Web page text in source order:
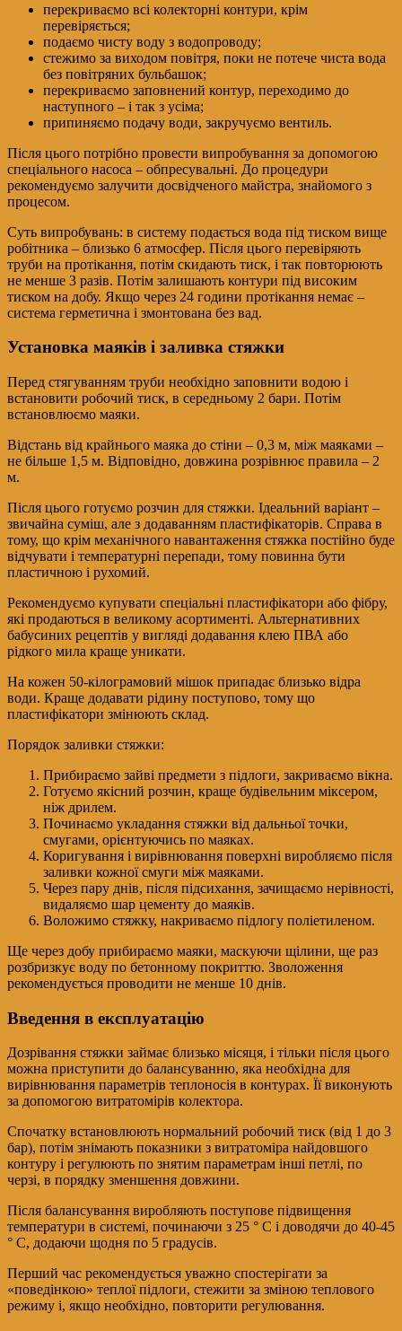
перекриваємо всі колекторні контури, крім
перевіряється;
подаємо чисту воду з водопроводу;
стежимо за виходом повітря, поки не потече чиста вода
без повітряних бульбашок;
перекриваємо заповнений контур, переходимо до
наступного – і так з усіма;
припиняємо подачу води, закручуємо вентиль.
Після цього потрібно провести випробування за допомогою
спеціального насоса – обпресувальні. До процедури
рекомендуємо залучити досвідченого майстра, знайомого з
процесом.
Суть випробувань: в систему подається вода під тиском вище
робітника – близько 6 атмосфер. Після цього перевіряють
труби на протікання, потім скидають тиск, і так повторюють
не менше 3 разів. Потім залишають контури під високим
тиском на добу. Якщо через 24 години протікання немає –
система герметична і змонтована без вад.
Установка маяків і заливка стяжки
Перед стягуванням труби необхідно заповнити водою і
встановити робочий тиск, в середньому 2 бари. Потім
встановлюємо маяки.
Відстань від крайнього маяка до стіни – 0,3 м, між маяками –
не більше 1,5 м. Відповідно, довжина розрівнює правила – 2
м.
Після цього готуємо розчин для стяжки. Ідеальний варіант –
звичайна суміш, але з додаванням пластифікаторів. Справа в
тому, що крім механічного навантаження стяжка постійно буде
відчувати і температурні перепади, тому повинна бути
пластичною і рухомий.
Рекомендуємо купувати спеціальні пластифікатори або фібру,
які продаються в великому асортименті. Альтернативних
бабусиних рецептів у вигляді додавання клею ПВА або
рідкого мила краще уникати.
На кожен 50-кілограмовий мішок припадає близько відра
води. Краще додавати рідину поступово, тому що
пластифікатори змінюють склад.
Порядок заливки стяжки:
Прибираємо зайві предмети з підлоги, закриваємо вікна.
Готуємо якісний розчин, краще будівельним міксером,
ніж дрилем.
Починаємо укладання стяжки від дальньої точки,
смугами, орієнтуючись по маяках.
Коригування і вирівнювання поверхні виробляємо після
заливки кожної смуги між маяками.
Через пару днів, після підсихання, зачищаємо нерівності,
видаляємо шар цементу до маяків.
Воложимо стяжку, накриваємо підлогу поліетиленом.
Ще через добу прибираємо маяки, маскуючи щілини, ще раз
розбризкує воду по бетонному покриттю. Зволоження
рекомендується проводити не менше 10 днів.
Введення в експлуатацію
Дозрівання стяжки займає близько місяця, і тільки після цього
можна приступити до балансуванню, яка необхідна для
вирівнювання параметрів теплоносія в контурах. Її виконують
за допомогою витратомірів колектора.
Спочатку встановлюють нормальний робочий тиск (від 1 до 3
бар), потім знімають показники з витратоміра найдовшого
контуру і регулюють по знятим параметрам інші петлі, по
черзі, в порядку зменшення довжини.
Після балансування виробляють поступове підвищення
температури в системі, починаючи з 25 ° С і доводячи до 40-45
° С, додаючи щодня по 5 градусів.
Перший час рекомендується уважно спостерігати за
«поведінкою» теплої підлоги, стежити за зміною теплового
режиму і, якщо необхідно, повторити регулювання.